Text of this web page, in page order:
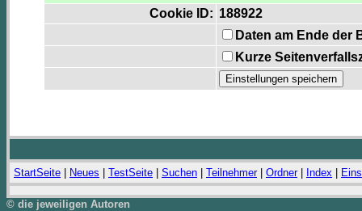
Cookie ID: 188922
Daten am Ende der
Kurze
StartSeite Neues TestSeite Suchen Teilnehmer| Ordner| Index
© die jeweiligen Autoren